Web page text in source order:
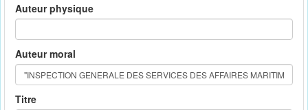
Auteur physique
Auteur moral
Titre